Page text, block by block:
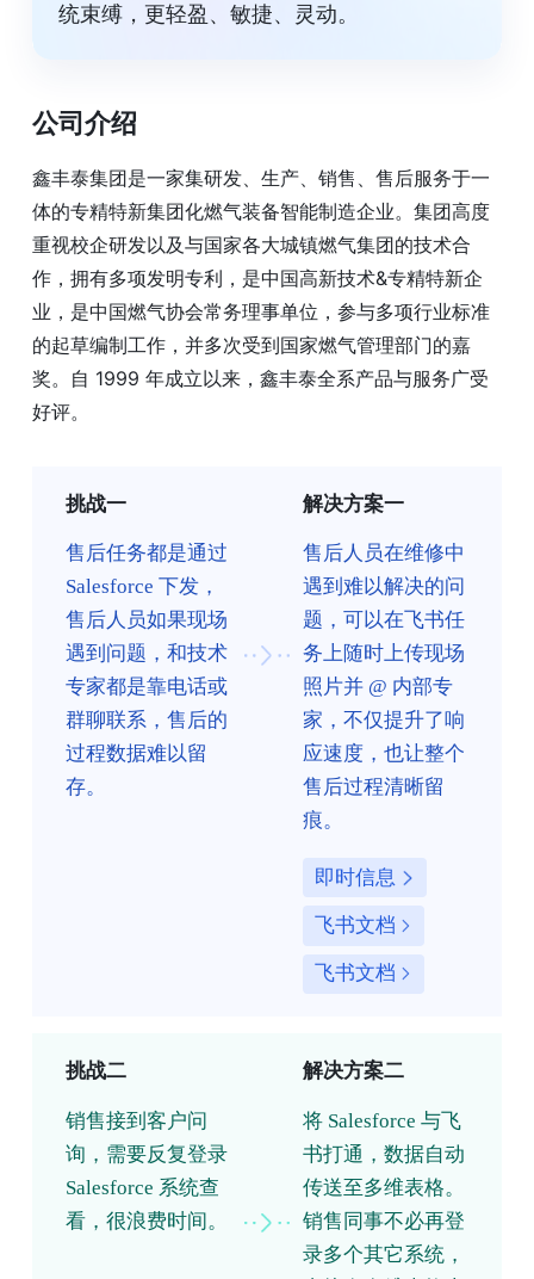
统束缚，更轻盈、敏捷、灵动。
公司介绍
鑫丰泰集团是一家集研发、生产、销售、售后服务于一
体的专精特新集团化燃气装备智能制造企业。集团高度
重视校企研发以及与国家各大城镇燃气集团的技术合
作，拥有多项发明专利，是中国高新技术&专精特新企
业，是中国燃气协会常务理事单位，参与多项行业标准
的起草编制工作，并多次受到国家燃气管理部门的嘉
奖。自 1999 年成立以来，鑫丰泰全系产品与服务广受
好评。
挑战一
售后任务都是通过
Salesforce 下发，
售后人员如果现场
遇到问题，和技术
专家都是靠电话或
群聊联系，售后的
过程数据难以留
存。
解决方案一
售后人员在维修中
遇到难以解决的问
题，可以在飞书任
务上随时上传现场
照片并 @ 内部专
家，不仅提升了响
应速度，也让整个
售后过程清晰留
痕。
即时信息
飞书文档
飞书文档
挑战二
销售接到客户问
询，需要反复登录
Salesforce 系统查
看，很浪费时间。
解决方案二
将 Salesforce 与飞
书打通，数据自动
传送至多维表格。
销售同事不必再登
录多个其它系统，